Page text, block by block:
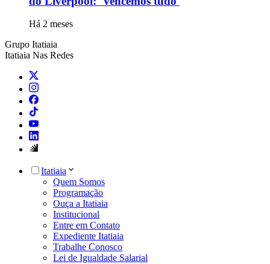
Há 2 meses
Grupo Itatiaia
Itatiaia Nas Redes
Itatiaia
Quem Somos
Programação
Ouça a Itatiaia
Institucional
Entre em Contato
Expediente Itatiaia
Trabalhe Conosco
Lei de Igualdade Salarial